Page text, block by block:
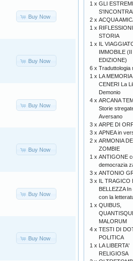
Buy Now
Buy Now
Buy Now
Buy Now
Buy Now
Buy Now
1 x GLI ESTREMI
2 x ACQUA
1 x
STORIA
1 x IL
IMMOBILE (II
EDIZIONE)
6 x Traduttologia
1 x LA
CENERI La
Demonio
4 x ARCANA
Storie
Aversano
3 x ARPE DI
3 x APNEA in
2 x ARMONIA
ZOMBIE
1 x ANTIGONE
democrazia
3 x ANTONIO
3 x IL TRAGICO
BELLEZZA In
con la
1 x QUIBUS,
MALORUM
4 x TESTI DI
POLITICA
1 x LA LIBERTA'
RELIGIOSA